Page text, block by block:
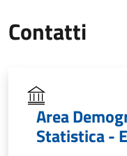
Contatti
Area
Statistica -